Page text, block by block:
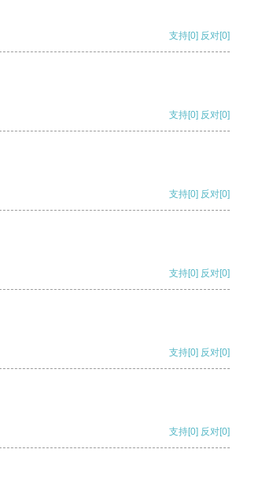
支持[0] 反对[0]
支持[0] 反对[0]
支持[0] 反对[0]
支持[0] 反对[0]
支持[0] 反对[0]
支持[0] 反对[0]